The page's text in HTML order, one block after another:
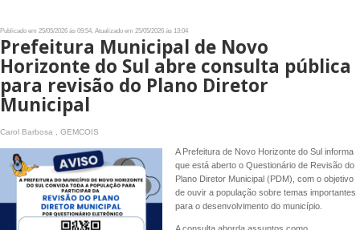
Publicado em 25/05/2026 às 09:54, Atualizado em 25/05/2026 às 13:04
Prefeitura Municipal de Novo
Horizonte do Sul abre consulta pública
para revisão do Plano Diretor
Municipal
Carol Barbosa , GEMCOIS
A Prefeitura de Novo Horizonte do Sul informa
que está aberto o Questionário de Revisão do
Plano Diretor Municipal (PDM), com o objetivo
de ouvir a população sobre temas importantes
para o desenvolvimento do município.